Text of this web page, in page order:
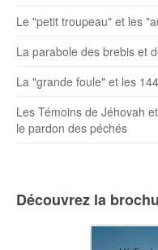
Le "petit troupeau" et les
La parabole des brebis et
La "grande foule" et les
Les Témoins de Jéhovah
le pardon des péchés
Découvrez la